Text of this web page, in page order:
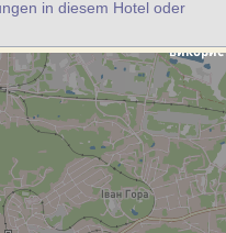
in diesem Hotel oder